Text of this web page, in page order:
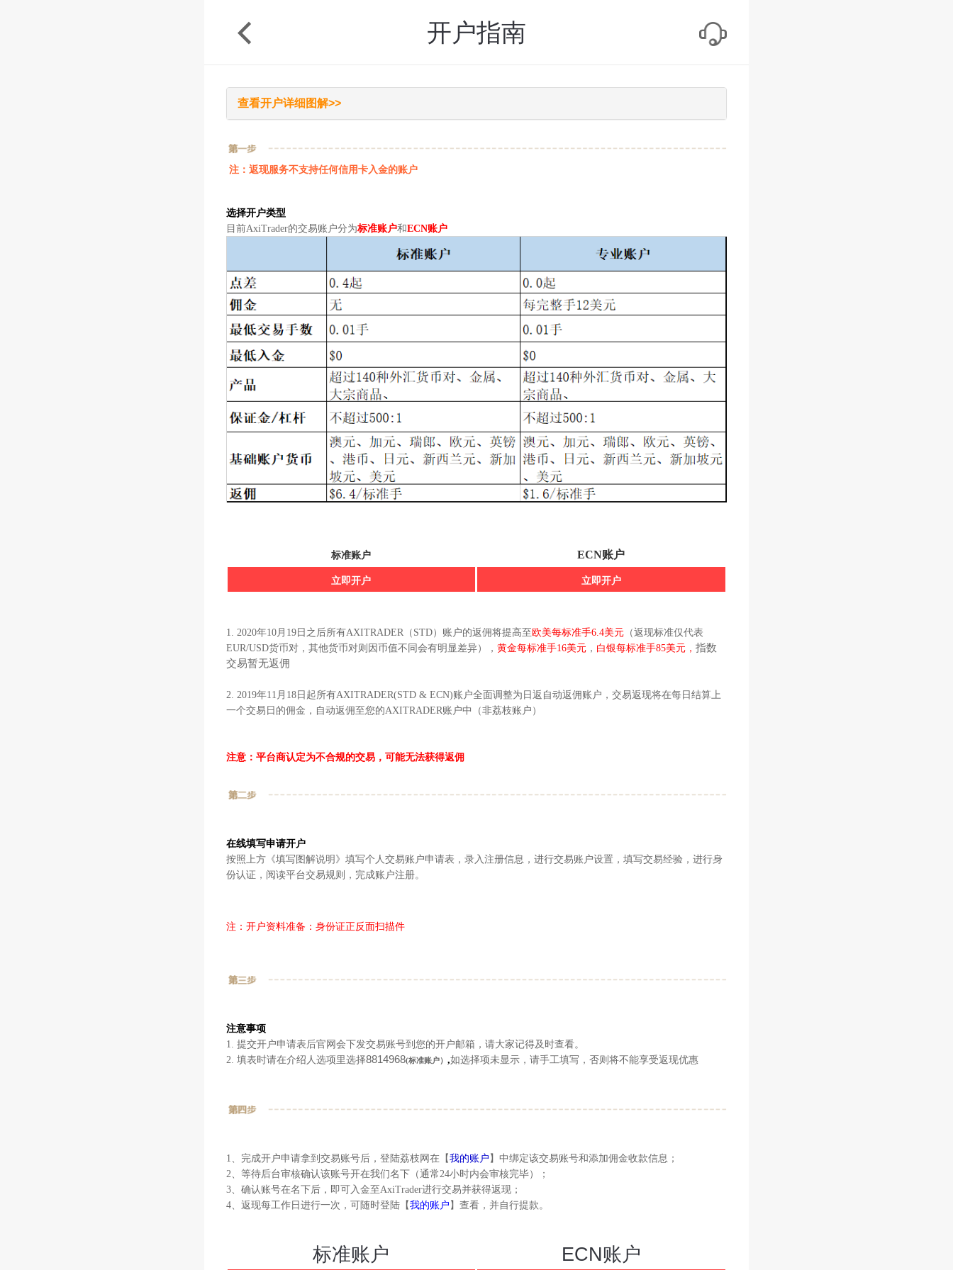
开户指南
查看开户详细图解>>
注：返现服务不支持任何信用卡入金的账户
选择开户类型
目前AxiTrader的交易账户分为标准账户和ECN账户
标准账户
立即开户
ECN账户
立即开户
1. 2020年10月19日之后所有AXITRADER（STD）账户的返佣将提高至 欧美每标准手6.4美元（返现标准仅代表
EUR/USD货币对，其他货币对则因币值不同会有明显差异）， 黄金每标准手16美元， 白银每标准手85美元， 指数
交易暂无返佣
2. 2019年11月18日起所有AXITRADER(STD & ECN)账户全面调整为日返自动返佣账户，交易返现将在每日结算上
一个交易日的佣金，自动返佣至您的AXITRADER账户中 （非荔枝账户）
注意：平台商认定为不合规的交易，可能无法获得返佣
在线填写申请开户
按照上方《填写图解说明》填写个人交易账户申请表，录入注册信息，进行交易账户设置，填写交易经验，进行身
份认证，阅读平台交易规则，完成账户注册。
注：开户资料准备：身份证正反面扫描件
注意事项
1. 提交开户申请表后官网会下发交易账号到您的开户邮箱，请大家记得及时查看。
2. 填表时请在介绍人选项里选择8814968(标准账户） ,如选择项未显示，请手工填写，否则将不能享受返现优惠
1、完成开户申请拿到交易账号后，登陆荔枝网在【 我的账户 】中绑定该交易账号和添加佣金收款信息；
2、等待后台审核确认该账号开在我们名下（通常24小时内会审核完毕）；
3、确认账号在名下后，即可入金至AxiTrader进行交易并获得返现；
4、返现每工作日进行一次，可随时登陆【 我的账户 】查看，并自行提款。
标准账户
ECN账户